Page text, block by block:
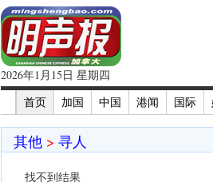
2026年1月15日 星期四
首页
加国 中国 港闻 国际
其他 > 寻人
找不到结果